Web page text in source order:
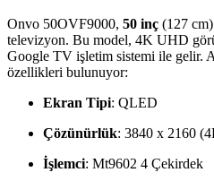
Onvo 50OVF9000, 50 inç (127
televizyon. Bu model, 4K UHD
Google TV işletim sistemi ile gelir.
özellikleri bulunuyor:
Ekran Tipi: QLED
Çözünürlük: 3840 x 2160
İşlemci: Mt9602 4 Çekirdek